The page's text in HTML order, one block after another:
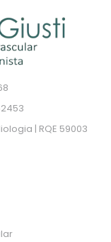
| RQE 59003